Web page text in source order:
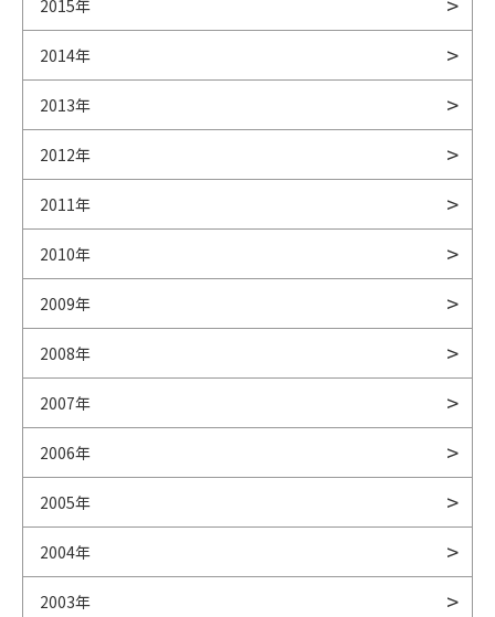
2015年
2014年
2013年
2012年
2011年
2010年
2009年
2008年
2007年
2006年
2005年
2004年
2003年